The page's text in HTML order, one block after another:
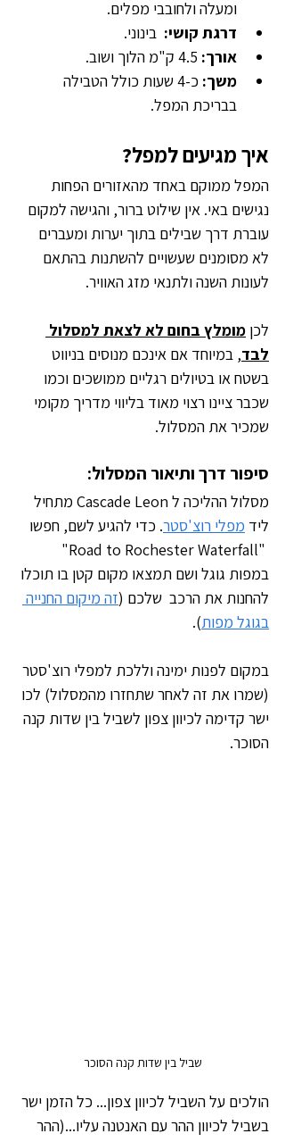
ומעלה ולחובבי מפלים.
דרגת קושי:
  בינוני.
אורך:
משך:
כ-4 שעות כולל הטבילה
בבריכת המפל.
איך מגיעים למפל?
המפל ממוקם באחד מהאזורים הפחות
נגישים באי. אין שילוט ברור, והגישה למקום
עוברת דרך שבילים בתוך יערות ומעברים
לא מסומנים שעשויים להשתנות בהתאם
לעונות השנה ולתנאי מזג האוויר.
לכן מומלץ בחום לא לצאת למסלול
לבד, במיוחד אם אינכם מנוסים בניווט
בשטח או בטיולים רגליים ממושכים וכמו
שכבר ציינו רצוי מאוד בליווי מדריך מקומי
שמכיר את המסלול.
סיפור דרך ותיאור המסלול:
מסלול ההליכה ל Cascade Leon מתחיל
ליד מפלי רוצ'סטר. כדי להגיע לשם, חפשו
"Road to Rochester Waterfall"
במפות גוגל ושם תמצאו מקום קטן בו תוכלו
להחנות את הרכב  שלכם (זה מיקום החנייה
בגוגל מפות).
במקום לפנות ימינה וללכת למפלי רוצ'סטר
(שמרו את זה לאחר שתחזרו מהמסלול) לכו
ישר קדימה לכיוון צפון לשביל בין שדות קנה
הסוכר.
שביל בין שדות קנה הסוכר
הולכים על השביל לכיוון צפון... כל הזמן ישר
בשביל לכיוון ההר עם האנטנה עליו...(ההר